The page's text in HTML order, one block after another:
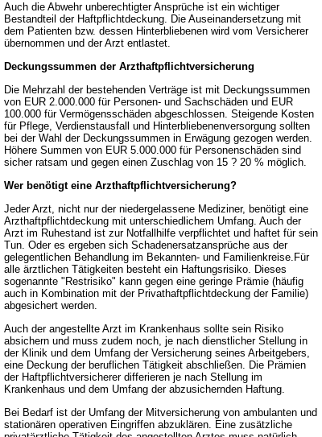
Auch die Abwehr unberechtigter Ansprüche ist ein wichtiger
Bestandteil der Haftpflichtdeckung. Die Auseinandersetzung mit
dem Patienten bzw. dessen Hinterbliebenen wird vom Versicherer
übernommen und der Arzt entlastet.
Deckungssummen der Arzthaftpflichtversicherung
Die Mehrzahl der bestehenden Verträge ist mit Deckungssummen
von EUR 2.000.000 für Personen- und Sachschäden und EUR
100.000 für Vermögensschäden abgeschlossen. Steigende Kosten
für Pflege, Verdienstausfall und Hinterbliebenenversorgung sollten
bei der Wahl der Deckungssummen in Erwägung gezogen werden.
Höhere Summen von EUR 5.000.000 für Personenschäden sind
sicher ratsam und gegen einen Zuschlag von 15 ? 20 % möglich.
Wer benötigt eine Arzthaftpflichtversicherung?
Jeder Arzt, nicht nur der niedergelassene Mediziner, benötigt eine
Arzthaftpflichtdeckung mit unterschiedlichem Umfang. Auch der
Arzt im Ruhestand ist zur Notfallhilfe verpflichtet und haftet für sein
Tun. Oder es ergeben sich Schadenersatzansprüche aus der
gelegentlichen Behandlung im Bekannten- und Familienkreise.Für
alle ärztlichen Tätigkeiten besteht ein Haftungsrisiko. Dieses
sogenannte "Restrisiko" kann gegen eine geringe Prämie (häufig
auch in Kombination mit der Privathaftpflichtdeckung der Familie)
abgesichert werden.
Auch der angestellte Arzt im Krankenhaus sollte sein Risiko
absichern und muss zudem noch, je nach dienstlicher Stellung in
der Klinik und dem Umfang der Versicherung seines Arbeitgebers,
eine Deckung der beruflichen Tätigkeit abschließen. Die Prämien
der Haftpflichtversicherer differieren je nach Stellung im
Krankenhaus und dem Umfang der abzusichernden Haftung.
Bei Bedarf ist der Umfang der Mitversicherung von ambulanten und
stationären operativen Eingriffen abzuklären. Eine zusätzliche